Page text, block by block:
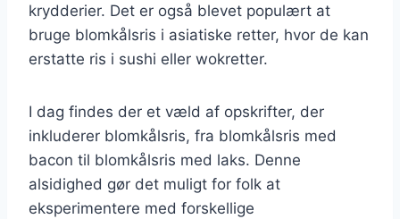
krydderier. Det er også blevet populært at
bruge blomkålsris i asiatiske retter, hvor de kan
erstatte ris i sushi eller wokretter.
I dag findes der et væld af opskrifter, der
inkluderer blomkålsris, fra blomkålsris med
bacon til blomkålsris med laks. Denne
alsidighed gør det muligt for folk at
eksperimentere med forskellige